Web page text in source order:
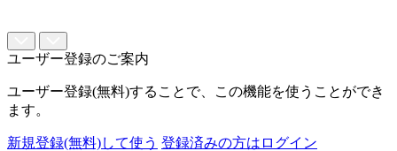
ユーザー登録のご案内
ユーザー登録(無料)することで、この機能を使うことができ
ます。
新規登録(無料)して使う 登録済みの方はログイン